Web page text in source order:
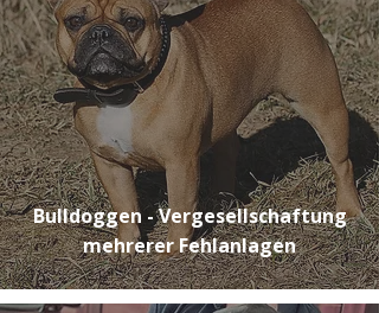
Bulldoggen - Vergesellschaftung
mehrerer Fehlanlagen